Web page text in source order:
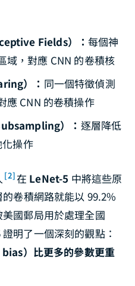
Fields）：每個神
域，對應 CNN 的卷積核
）： 同一個特徵偵測
應 CNN 的卷積操作
）： 逐層降低
操作
[2]在 LeNet-5 中將這些原
卷積網路就能以 99.2%
國郵局用於處理全國
明了一個深刻的觀點：
）比更多的參數更重